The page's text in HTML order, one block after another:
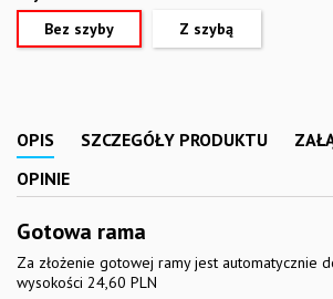
Bez szyby
Z szybą
OPIS SZCZEGÓŁY PRODUKTU
OPINIE
Gotowa rama
Za złożenie gotowej ramy jest automatycznie
wysokości 24,60 PLN